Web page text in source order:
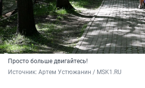
Просто больше двигайтесь!
Источник: Артем Устюжанин / MSK1.RU